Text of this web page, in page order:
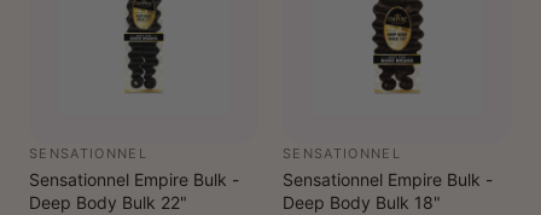
SENSATIONNEL
Sensationnel Empire Bulk -
Deep Body Bulk 22"
SENSATIONNEL
Sensationnel Empire Bulk -
Deep Body Bulk 18"